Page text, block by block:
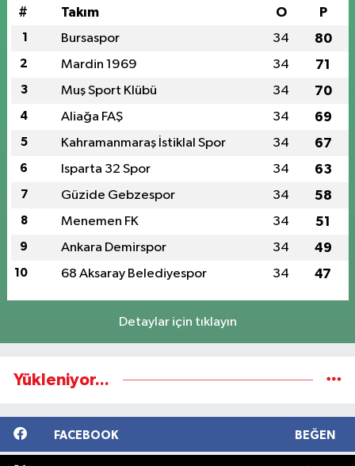
# Takım O P
1 Bursaspor 34 80
2 Mardin 1969 34 71
3 Muş Sport Klübü 34 70
4 Aliağa FAŞ 34 69
5 Kahramanmaraş İstiklal Spor 34 67
6 Isparta 32 Spor 34 63
7 Güzide Gebzespor 34 58
8 Menemen FK 34 51
9 Ankara Demirspor 34 49
10 68 Aksaray Belediyespor 34 47
Detaylar için tıklayın
Yükleniyor...
FACEBOOK BEĞEN